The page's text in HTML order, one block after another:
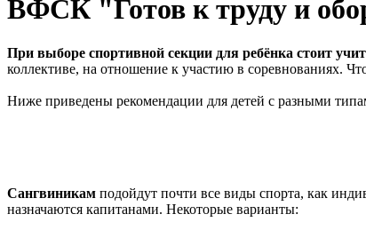
ВФСК "Готов к труду и
При выборе спортивной секции для ребёнка стоит
коллективе, на отношение к участию в соревнованиях.
Ниже приведены рекомендации для детей с разными
Сангвиникам подойдут почти все виды спорта, как
назначаются капитанами. Некоторые варианты: